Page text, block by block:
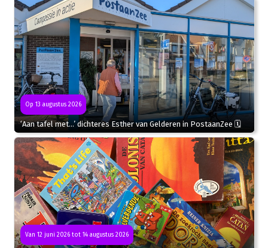
Op 13 augustus 2026
‘Aan tafel met…’ dichteres Esther van Gelderen in PostaanZee 🗓
Van 12 juni 2026 tot 14 augustus 2026